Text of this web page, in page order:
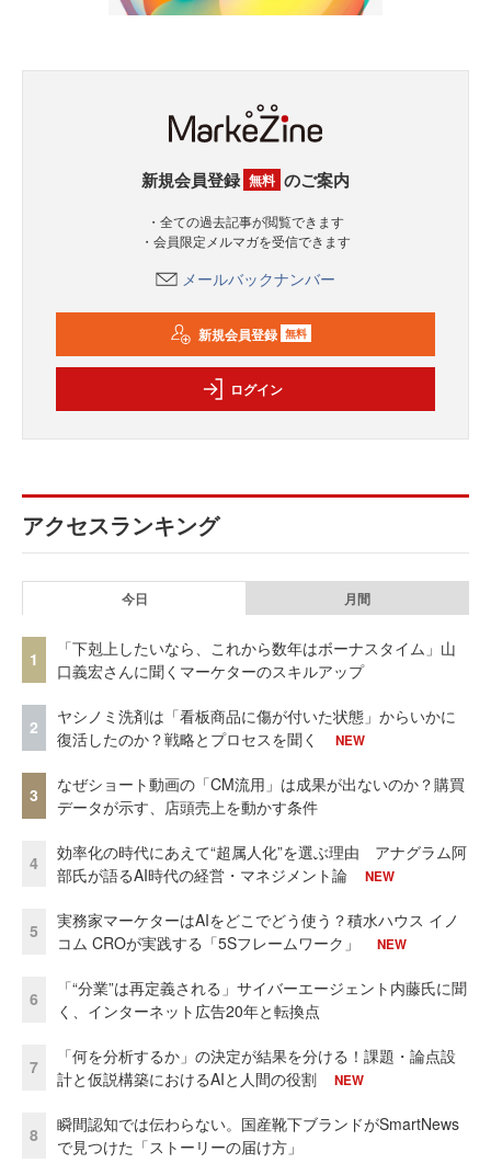
新規会員登録 無料 のご案内
・全ての過去記事が閲覧できます
・会員限定メルマガを受信できます
メールバックナンバー
新規会員登録 無料
ログイン
アクセスランキング
今日 月間
1
「下剋上したいなら、これから数年はボーナスタイム」山
口義宏さんに聞くマーケターのスキルアップ
2
ヤシノミ洗剤は「看板商品に傷が付いた状態」からいかに
復活したのか？戦略とプロセスを聞く
NEW
3
なぜショート動画の「CM流用」は成果が出ないのか？購買
データが示す、店頭売上を動かす条件
4
効率化の時代にあえて“超属人化”を選ぶ理由 アナグラム阿
部氏が語るAI時代の経営・マネジメント論
NEW
5
実務家マーケターはAIをどこでどう使う？積水ハウス イノ
コム CROが実践する「5Sフレームワーク」
NEW
6
「“分業”は再定義される」サイバーエージェント内藤氏に聞
く、インターネット広告20年と転換点
7
「何を分析するか」の決定が結果を分ける！課題・論点設
計と仮説構築におけるAIと人間の役割
NEW
8
瞬間認知では伝わらない。国産靴下ブランドがSmartNews
で見つけた「ストーリーの届け方」